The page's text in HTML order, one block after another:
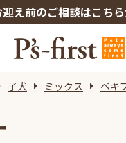
迎え前のご相談はこち
子犬 ミックス ペキ